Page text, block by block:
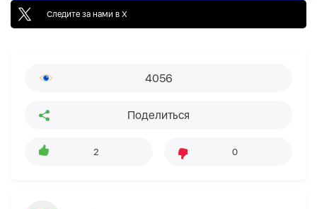
Следите за нами в X
4056
Поделиться
2 0